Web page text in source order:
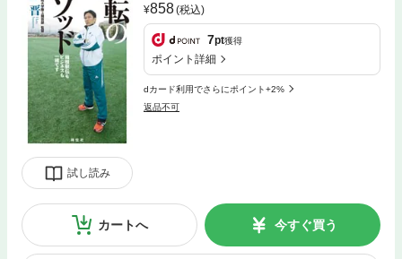
試し読み
858(税込)
7pt獲得
ポイント詳細
dカード利用でさらにポイント+2%
返品不可
カートへ 今すぐ買う